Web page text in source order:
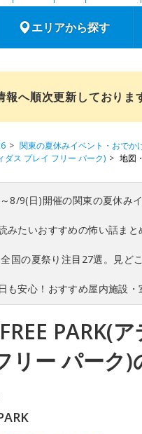
エリアから探す
報へ順次更新しておりま
関東の夏休みイベント・おでか
ダス プレイ フリー パーク)
地図
8/9(日)開催の関東の夏休み
みたいおすすめの怖い話まと
全国の夏祭り注目27選。見ど
も安心！おすすめ屋内施設・
PARK(ア
リー パーク)